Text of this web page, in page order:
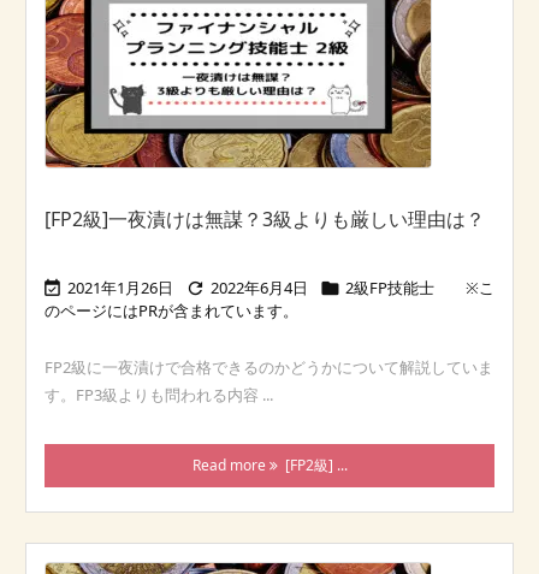
[FP2級]一夜漬けは無謀？3級よりも厳しい理由は？
 2021年1月26日  2022年6月4日  2級FP技能士
FP2級に一夜漬けで合格できるのかどうかについて解説していま
す。FP3級よりも問われる内容 ...
Read more [FP2級] ...